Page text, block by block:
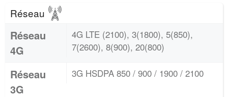
Réseau
Réseau
4G
4G LTE (2100), 3(1800), 5(850),
7(2600), 8(900), 20(800)
Réseau
3G
3G HSDPA 850 / 900 / 1900 / 2100